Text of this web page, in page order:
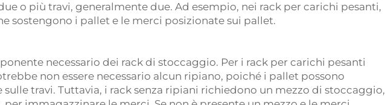
o più travi, generalmente due. Ad esempio, nei rack per carichi pesanti,
sostengono i pallet e le merci posizionate sui pallet.
necessario dei rack di stoccaggio. Per i rack per carichi pesanti
non essere necessario alcun ripiano, poiché i pallet possono
travi. Tuttavia, i rack senza ripiani richiedono un mezzo di stoccaggio,